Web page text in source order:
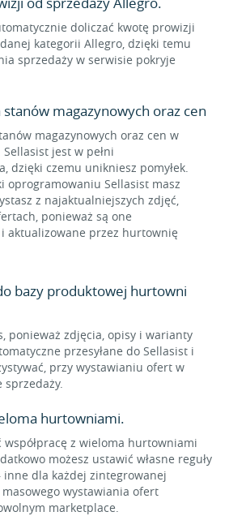
doliczać kwotę prowizji
kategorii Allegro, dzięki temu
sprzedaży w serwisie pokryje
stanów magazynowych oraz cen
magazynowych oraz cen w
jest w pełni
dzięki czemu unikniesz pomyłek.
oprogramowaniu Sellasist masz
z najaktualniejszych zdjęć,
ponieważ są one
aktualizowane przez hurtownię
bazy produktowej hurtowni
ponieważ zdjęcia, opisy i warianty
przesyłane do Sellasist i
przy wystawianiu ofert w
sprzedaży.
hurtowniami.
współpracę z wieloma hurtowniami
możesz ustawić własne reguły
dla każdej zintegrowanej
wystawiania ofert
marketplace.